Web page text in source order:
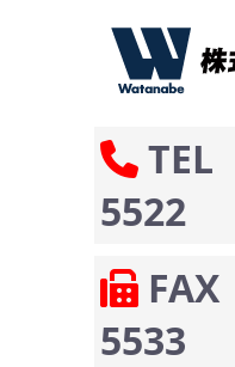
5522
5533